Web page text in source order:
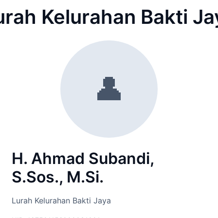
Kelurahan Bakti
👤
H. Ahmad Subandi,
S.Sos., M.Si.
Lurah Kelurahan Bakti Jaya